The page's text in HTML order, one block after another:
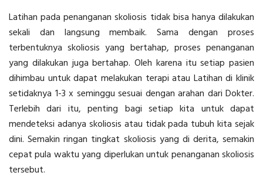
Latihan pada penanganan skoliosis tidak bisa hanya dilakukan
sekali dan langsung membaik. Sama dengan proses
terbentuknya skoliosis yang bertahap, proses penanganan
yang dilakukan juga bertahap. Oleh karena itu setiap pasien
dihimbau untuk dapat melakukan terapi atau Latihan di klinik
setidaknya 1-3 x seminggu sesuai dengan arahan dari Dokter.
Terlebih dari itu, penting bagi setiap kita untuk dapat
mendeteksi adanya skoliosis atau tidak pada tubuh kita sejak
dini. Semakin ringan tingkat skoliosis yang di derita, semakin
cepat pula waktu yang diperlukan untuk penanganan skoliosis
tersebut.